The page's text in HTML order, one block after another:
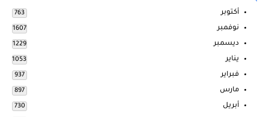
أكتوبر 763
نوفمبر 1607
ديسمبر 1229
يناير 1053
فبراير 937
مارس 897
أبريل 730